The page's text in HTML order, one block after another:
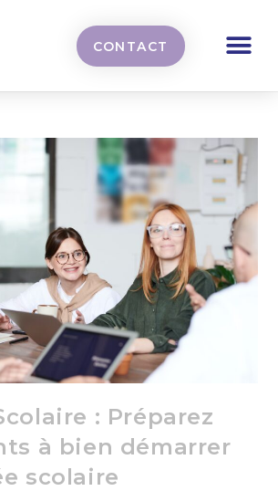
CONTACT
: Préparez
à bien démarrer
scolaire